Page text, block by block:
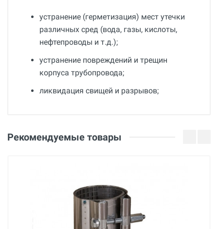
устранение (герметизация) мест утечки
различных сред (вода, газы, кислоты,
нефтепроводы и т.д.);
устранение повреждений и трещин
корпуса трубопровода;
ликвидация свищей и разрывов;
36 месяцев
Оценка
Рекомендуемые товары